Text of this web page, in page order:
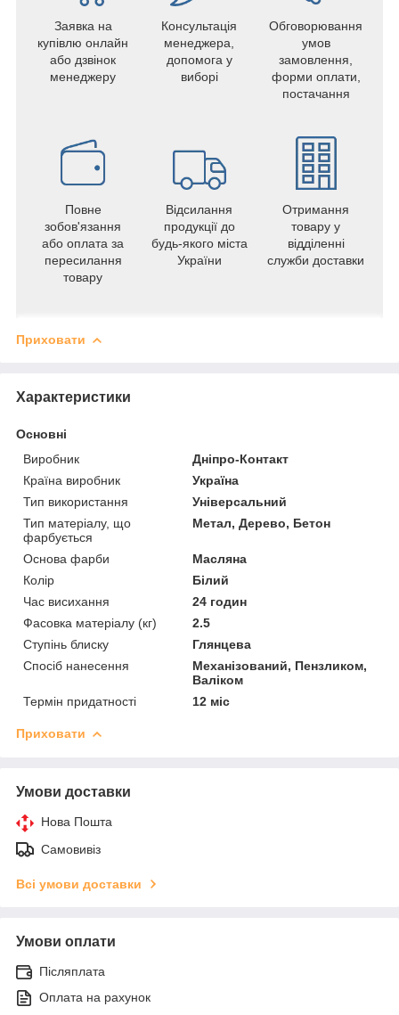
Заявка на
купівлю онлайн
або дзвінок
менеджеру
Консультація
менеджера,
допомога у
виборі
Обговорювання
умов
замовлення,
форми оплати,
постачання
Повне
зобов'язання
або оплата за
пересилання
товару
Відсилання
продукції до
будь-якого міста
України
Отримання
товару у
відділенні
служби доставки
Приховати
Характеристики
Основні
Виробник
Дніпро-Контакт
Країна виробник
Україна
Тип використання
Універсальний
Тип матеріалу, що
фарбується
Метал, Дерево, Бетон
Основа фарби
Масляна
Колір
Білий
Час висихання
24 годин
Фасовка матеріалу (кг)
2.5
Ступінь блиску
Глянцева
Спосіб нанесення
Механізований, Пензликом,
Валіком
Термін придатності
12 міс
Приховати
Умови доставки
Нова Пошта
Самовивіз
Всі умови доставки
Умови оплати
Післяплата
Оплата на рахунок